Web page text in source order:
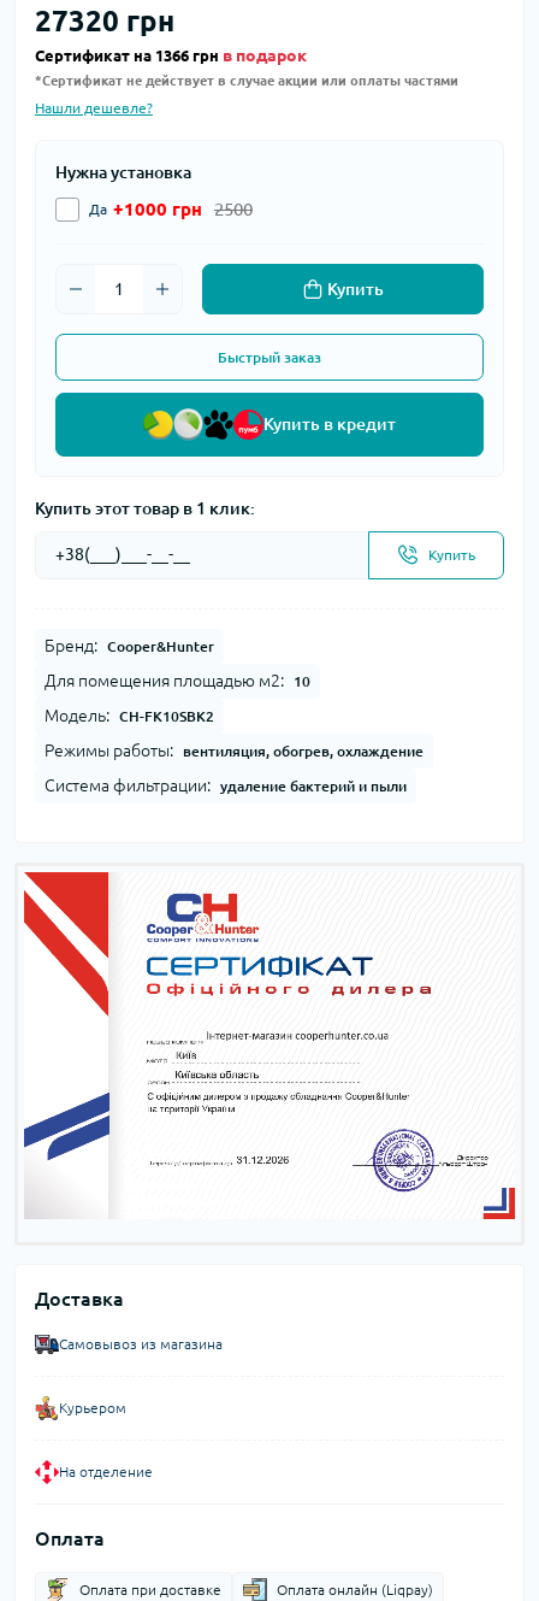
27320 грн
Сертификат на 1366 грн в подарок
*Сертификат не действует в случае акции или оплаты частями
Нашли дешевле?
Нужна установка
Да +1000 грн 2500
Купить
Быстрый заказ
Купить в кредит
Купить этот товар в 1 клик:
Купить
Бренд: Cooper&Hunter
Для помещения площадью м2: 10
Модель: CH-FK10SBK2
Режимы работы: вентиляция, обогрев, охлаждение
Система фильтрации: удаление бактерий и пыли
Доставка
Самовывоз из магазина
Курьером
На отделение
Оплата
Оплата при доставке Оплата онлайн (Liqpay)